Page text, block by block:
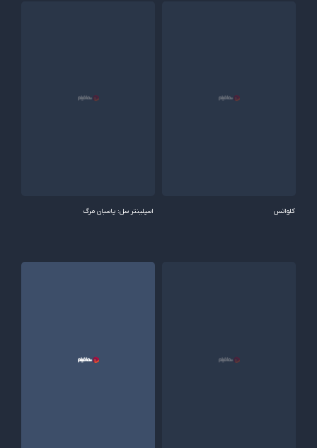
کلواتس اسپلینتر سل: پاسبان مرگ